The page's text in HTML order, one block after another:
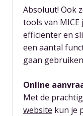
Absoluut! Ook
tools van
efficiënter en
een aantal
gaan
Online
Met de
website kun je